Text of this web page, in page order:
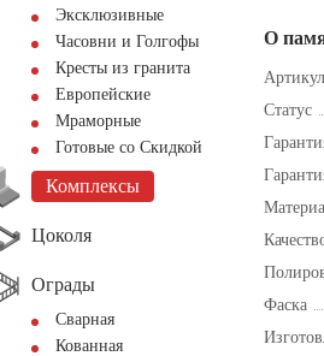
Эксклюзивные
Часовни и Голгофы
Кресты из гранита
Европейские
Мраморные
Готовые со Скидкой
Комплексы
Цоколя
Ограды
Сварная
Кованная
О
Артикул
Статус
Фаска